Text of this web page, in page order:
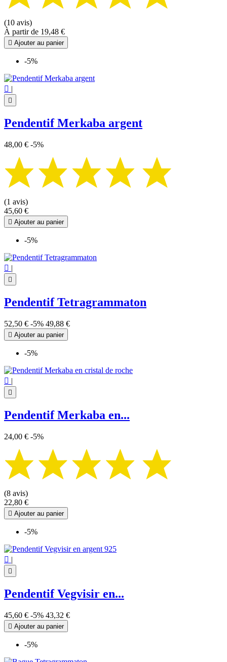
Tetragrammaton
2
Voir les Produits 24
(10 avis)
À partir de 19,48 €
 Ajouter au panier
-5%
 |

Pendentif Merkaba argent
48,00 € -5%
(1 avis)
45,60 €
 Ajouter au panier
-5%
 |

Pendentif Tetragrammaton
52,50 € -5% 49,88 €
 Ajouter au panier
-5%
 |

Pendentif Merkaba en...
24,00 € -5%
(8 avis)
22,80 €
 Ajouter au panier
-5%
 |

Pendentif Vegvisir en...
45,60 € -5% 43,32 €
 Ajouter au panier
-5%